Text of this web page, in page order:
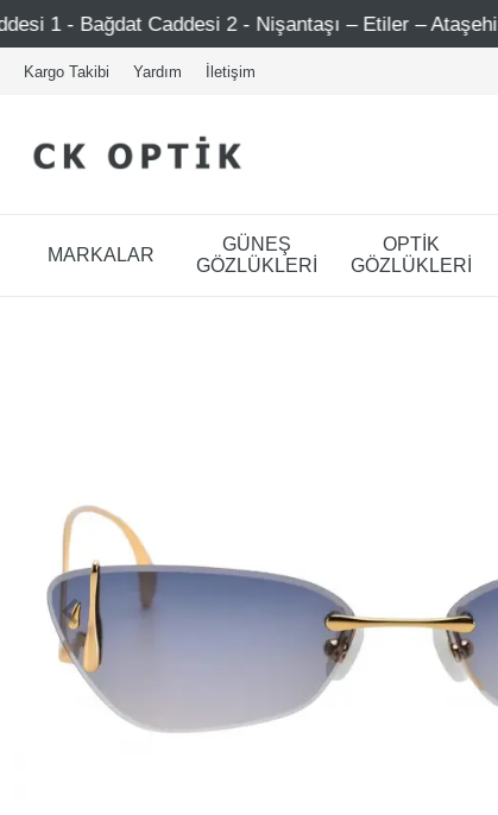
2 - Nişantaşı – Etiler – Ataşehir Şimdi Üye ol
Kargo Takibi Yardım İletişim
MARKALAR
GÜNEŞ
GÖZLÜKLERİ
OPTİK
GÖZLÜKLERİ